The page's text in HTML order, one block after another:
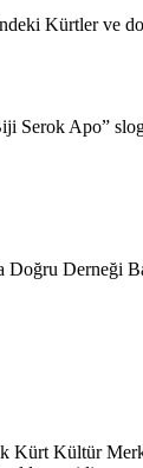
Kürtler ve
Serok Apo”
Doğru Derneği
Kültür